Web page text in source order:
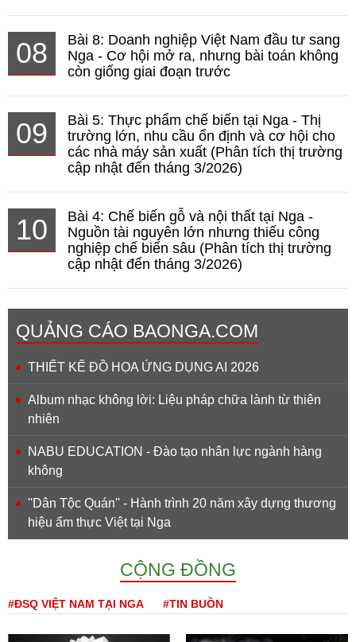
08
Bài 8: Doanh nghiệp Việt Nam đầu tư sang
Nga - Cơ hội mở ra, nhưng bài toán không
còn giống giai đoạn trước
09
Bài 5: Thực phẩm chế biến tại Nga - Thị
trường lớn, nhu cầu ổn định và cơ hội cho
các nhà máy sản xuất (Phân tích thị trường
cập nhật đến tháng 3/2026)
10
Bài 4: Chế biến gỗ và nội thất tại Nga -
Nguồn tài nguyên lớn nhưng thiếu công
nghiệp chế biến sâu (Phân tích thị trường
cập nhật đến tháng 3/2026)
QUẢNG CÁO BAONGA.COM
THIẾT KẾ ĐỒ HỌA ỨNG DỤNG AI 2026
Album nhạc không lời: Liệu pháp chữa lành từ thiên
nhiên
NABU EDUCATION - Đào tạo nhân lực ngành hàng
không
''Dân Tộc Quán'' - Hành trình 20 năm xây dựng thương
hiệu ẩm thực Việt tại Nga
CỘNG ĐỒNG
#ĐSQ VIỆT NAM TẠI NGA #TIN BUỒN